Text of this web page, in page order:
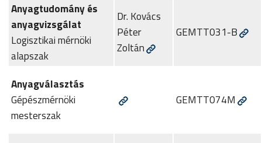
Anyagtudomány és
anyagvizsgálat
Logisztikai mérnöki
alapszak
Dr. Kovács
Péter
Zoltán
GEMTT031-B
Anyagválasztás
Gépészmérnöki
mesterszak
GEMTT074M